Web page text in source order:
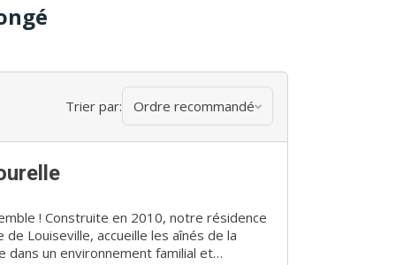
Trier par: Ordre recommandé
résidence
Louiseville, accueille les aînés de la
dans un environnement familial et